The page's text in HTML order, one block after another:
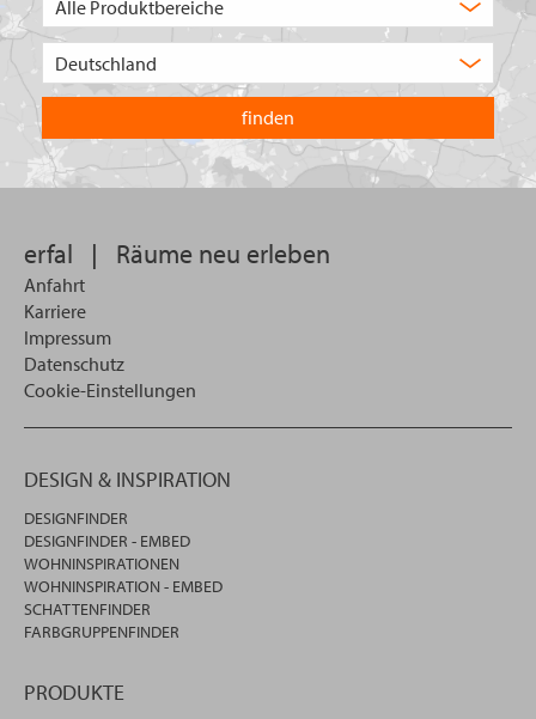
in
welchem
Land
Sie
suchen
erfal | Räume neu erleben
Anfahrt
Karriere
Impressum
Datenschutz
Cookie-Einstellungen
DESIGN & INSPIRATION
DESIGNFINDER
DESIGNFINDER - EMBED
WOHNINSPIRATIONEN
WOHNINSPIRATION - EMBED
SCHATTENFINDER
FARBGRUPPENFINDER
PRODUKTE